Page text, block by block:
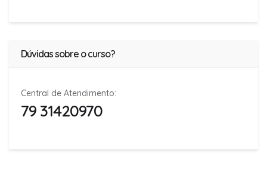
Dúvidas sobre o curso?
Central de Atendimento:
79 31420970